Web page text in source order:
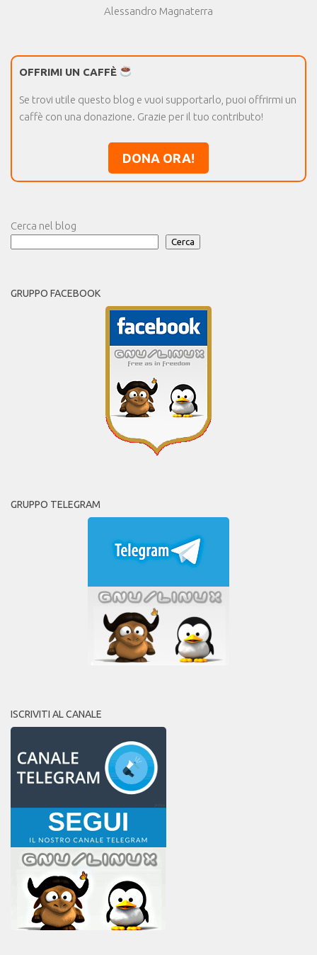
Alessandro Magnaterra
OFFRIMI UN CAFFÈ
Se trovi utile questo blog e vuoi supportarlo, puoi offrirmi un
caffè con una donazione. Grazie per il tuo contributo!
DONA ORA!
Cerca nel blog
Cerca
GRUPPO FACEBOOK
GRUPPO TELEGRAM
ISCRIVITI AL CANALE